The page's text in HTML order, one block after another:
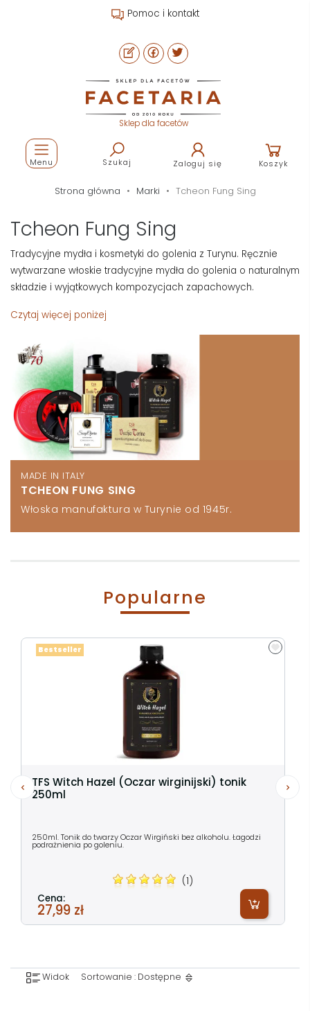
Pomoc i kontakt
Sklep dla facetów
Szukaj Zaloguj się Koszyk
Menu
Strona główna Marki Tcheon Fung Sing
Tcheon Fung Sing
Tradycyjne mydła i kosmetyki do golenia z Turynu. Ręcznie
wytwarzane włoskie tradycyjne mydła do golenia o naturalnym
składzie i wyjątkowych kompozycjach zapachowych.
Czytaj więcej poniżej
MADE IN ITALY
TCHEON FUNG SING
Włoska manufaktura w Turynie od 1945r.
Popularne
TFS Witch Hazel (Oczar wirginijski) tonik
250ml
250ml. Tonik do twarzy Oczar Wirgiński bez alkoholu. Łagodzi
podrażnienia po goleniu.
(1)
Cena:
27,99 zł
Bestseller
Widok Sortowanie : Dostępne